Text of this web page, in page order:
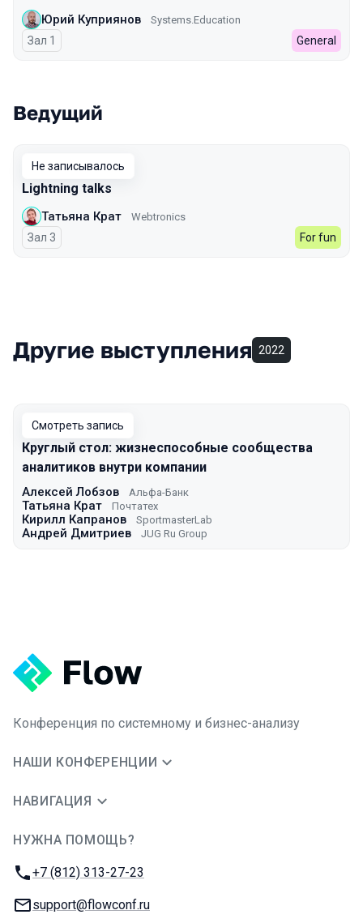
Юрий Куприянов Systems.Education
Зал 1 General
Ведущий
Не записывалось
Lightning talks
Татьяна Крат Webtronics
Зал 3 For fun
Другие выступления 2022
Смотреть запись
Круглый стол: жизнеспособные сообщества
аналитиков внутри компании
Алексей Лобзов Альфа-Банк
Татьяна Крат Почтатех
Кирилл Капранов SportmasterLab
Андрей Дмитриев JUG Ru Group
Конференция по системному и бизнес-анализу
НАШИ КОНФЕРЕНЦИИ
НАВИГАЦИЯ
НУЖНА ПОМОЩЬ?
Телефон:
+7 (812) 313-27-23
E-mail:
support@flowconf.ru